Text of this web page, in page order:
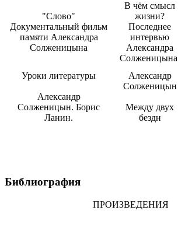
"Слово"
Документальный фильм
памяти Александра
Солженицына
В чём смысл
жизни?
Последнее
интервью
Александра
Солженицына
Уроки литературы
Александр
Солженицын. Борис
Ланин.
Александр
Солженицын
Между двух
бездн
Библиография
ПРОИЗВЕДЕНИЯ